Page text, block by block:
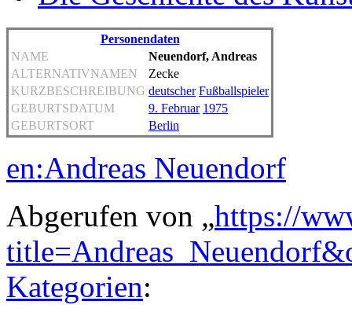
Personendaten
NAME
Neuendorf, Andreas
ALTERNATIVNAMEN
Zecke
KURZBESCHREIBUNG deutscher Fußballspieler
GEBURTSDATUM
9. Februar 1975
GEBURTSORT
Berlin
en:Andreas Neuendorf
Abgerufen von „https://
Kategorien: